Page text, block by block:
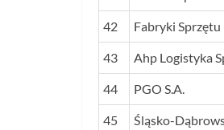
42 Fabryki Sprzętu
43 Ahp Logistyka
44 PGO S.A.
45 Śląsko-